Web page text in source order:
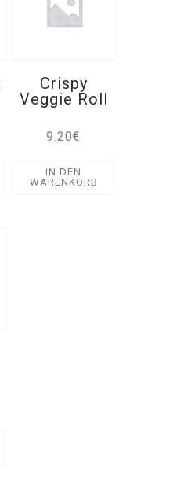
Crispy
Veggie Roll
9.20€
IN DEN
WARENKORB